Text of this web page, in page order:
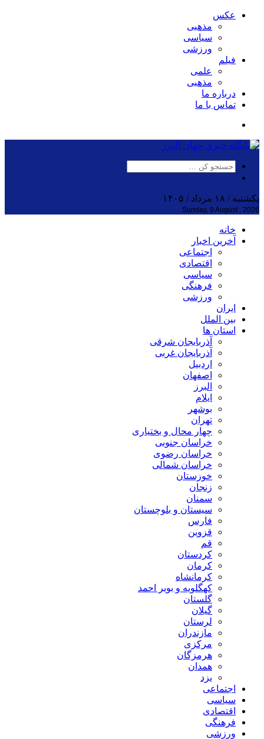
عکس
مذهبی
سیاسی
ورزشی
فیلم
علمی
مذهبی
درباره ما
تماس با ما
یکشنبه / ۱۸ مرداد / ۱۴۰۵
Sunday, 9 August , 2026
خانه
آخرین اخبار
اجتماعی
اقتصادی
سیاسی
فرهنگی
ورزشی
ایران
بین الملل
استان ها
آذربایجان شرقی
آذربایجان غربی
اردبیل
اصفهان
البرز
ایلام
بوشهر
تهران
چهار محال و بختیاری
خراسان جنوبی
خراسان رضوی
خراسان شمالی
خوزستان
زنجان
سمنان
سیستان و بلوچستان
فارس
قزوین
قم
کردستان
کرمان
کرمانشاه
کهگلویه و بویر احمد
گلستان
گیلان
لرستان
مازندران
مرکزی
هرمزگان
همدان
یزد
اجتماعی
سیاسی
اقتصادی
فرهنگی
ورزشی